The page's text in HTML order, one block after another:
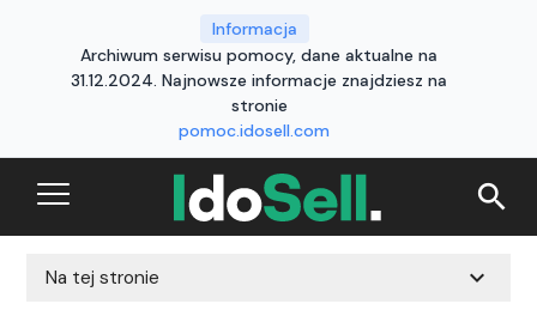
Informacja
Archiwum serwisu pomocy, dane aktualne na
31.12.2024. Najnowsze informacje znajdziesz na
stronie
pomoc.idosell.com
search
Na tej stronie expand_more